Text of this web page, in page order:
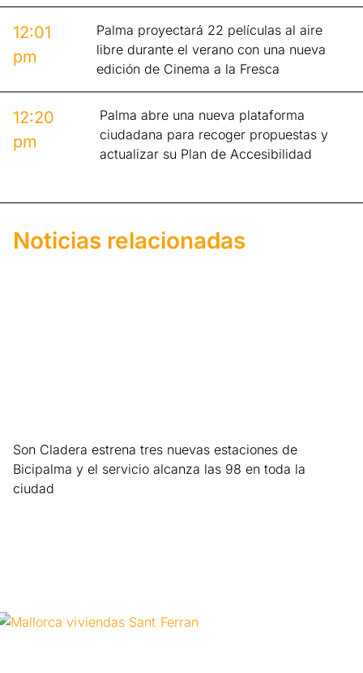
12:01
pm
Palma proyectará 22 películas al aire
libre durante el verano con una nueva
edición de Cinema a la Fresca
12:20
pm
Palma abre una nueva plataforma
ciudadana para recoger propuestas y
actualizar su Plan de Accesibilidad
Noticias relacionadas
Son Cladera estrena tres nuevas estaciones de
Bicipalma y el servicio alcanza las 98 en toda la
ciudad